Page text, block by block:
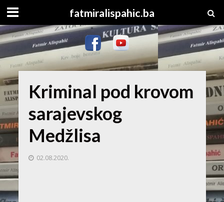
fatmiralispahic.ba
Kriminal pod krovom
sarajevskog
Medžlisa
02.08.2020.